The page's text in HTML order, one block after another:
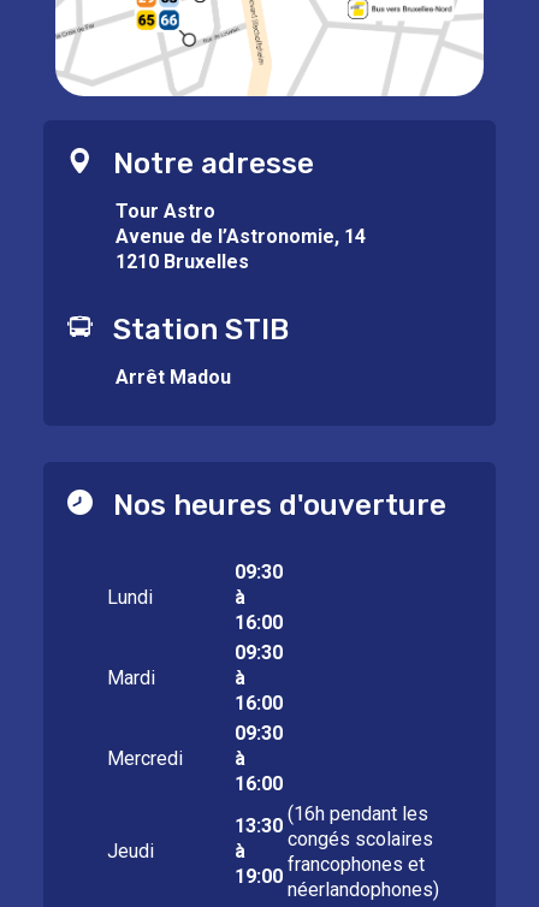
Notre adresse
Tour Astro
Avenue de l’Astronomie, 14
1210 Bruxelles
Station STIB
Arrêt Madou
Nos heures d'ouverture
Lundi
09:30
à
16:00
Mardi
09:30
à
16:00
Mercredi
09:30
à
16:00
Jeudi
13:30
à
19:00
(16h pendant les
congés scolaires
francophones et
néerlandophones)